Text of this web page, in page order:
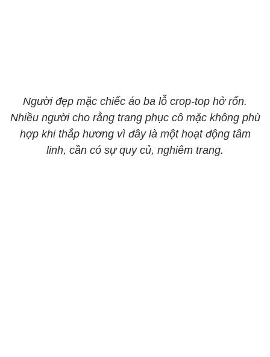
Người đẹp mặc chiếc áo ba lỗ crop-top hở rốn.
Nhiều người cho rằng trang phục cô mặc không phù
hợp khi thắp hương vì đây là một hoạt động tâm
linh, cần có sự quy củ, nghiêm trang.